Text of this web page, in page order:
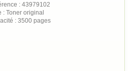
: 43979102
: Toner original
: 3500 pages